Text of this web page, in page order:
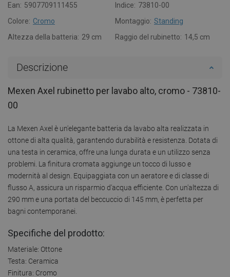
Ean: 5907709111455 Indice: 73810-00
Colore: Cromo Montaggio: Standing
Altezza della batteria: 29 cm Raggio del rubinetto: 14,5 cm
Descrizione
Mexen Axel rubinetto per lavabo alto, cromo - 73810-
00
La Mexen Axel è un'elegante batteria da lavabo alta realizzata in
ottone di alta qualità, garantendo durabilità e resistenza. Dotata di
una testa in ceramica, offre una lunga durata e un utilizzo senza
problemi. La finitura cromata aggiunge un tocco di lusso e
modernità al design. Equipaggiata con un aeratore e di classe di
flusso A, assicura un risparmio d'acqua efficiente. Con un'altezza di
290 mm e una portata del beccuccio di 145 mm, è perfetta per
bagni contemporanei.
Specifiche del prodotto:
Materiale: Ottone
Testa: Ceramica
Finitura: Cromo